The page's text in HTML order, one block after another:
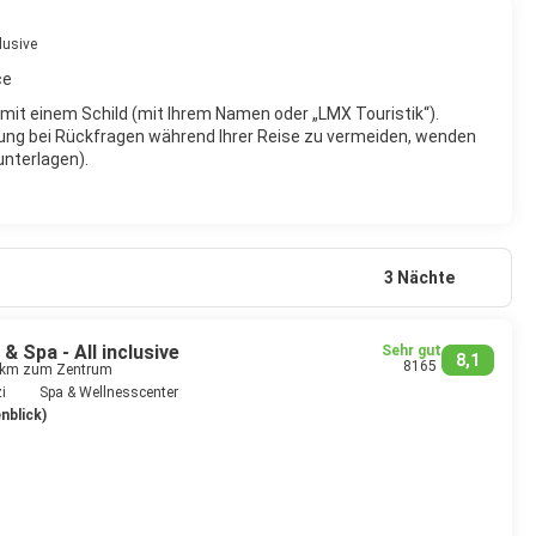
einem Schild (mit Ihrem Namen oder „LMX Touristik“).
bei Rückfragen während Ihrer Reise zu vermeiden, wenden
3 Nächte
Spa - All inclusive
zum Zentrum
8,1
Sehr gut
8165
Spa & Wellnesscenter